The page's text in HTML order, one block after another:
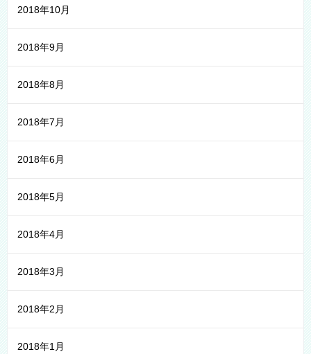
2018年10月
2018年9月
2018年8月
2018年7月
2018年6月
2018年5月
2018年4月
2018年3月
2018年2月
2018年1月